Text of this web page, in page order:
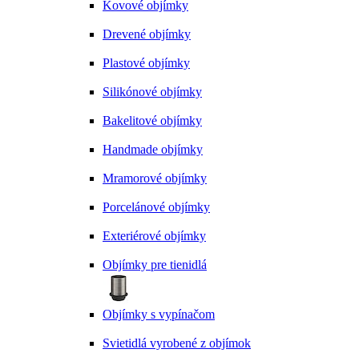
Kovové objímky
Drevené objímky
Plastové objímky
Silikónové objímky
Bakelitové objímky
Handmade objímky
Mramorové objímky
Porcelánové objímky
Exteriérové objímky
Objímky pre tienidlá
Objímky s vypínačom
Svietidlá vyrobené z objímok